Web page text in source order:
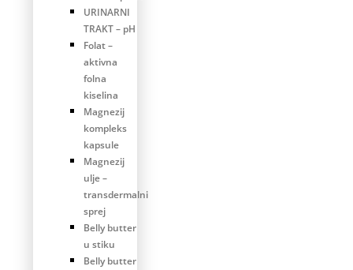
URINARNI
TRAKT – pH
Folat –
aktivna
folna
kiselina
Magnezij
kompleks
kapsule
Magnezij
ulje –
transdermalni
sprej
Belly butter
u stiku
Belly butter